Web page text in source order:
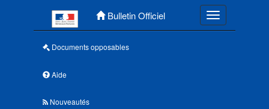
Bulletin Officiel Toggle
Documents opposables
Aide
Nouveautés